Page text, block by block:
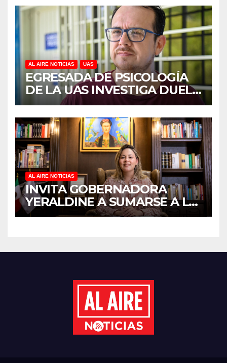
REVELA ESTUDIO DEL
CIDOCS DE LA UAS
AL AIRE NOTICIAS UAS
EGRESADA DE PSICOLOGÍA
DE LA UAS INVESTIGA DUELO
ANTICIPADO Y SOBRECARGA
EN CUIDADORES DE
ADULTOS MAYORES
AL AIRE NOTICIAS
INVITA GOBERNADORA
YERALDINE A SUMARSE A LA
JORNADA NACIONAL DE
DE ÁRBOLES